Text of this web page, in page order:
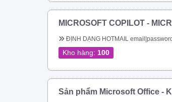
MICROSOFT COPILOT -
ĐỊNH DẠNG HOTMAIL
Kho hàng: 100
Sản phẩm Microsoft Office -